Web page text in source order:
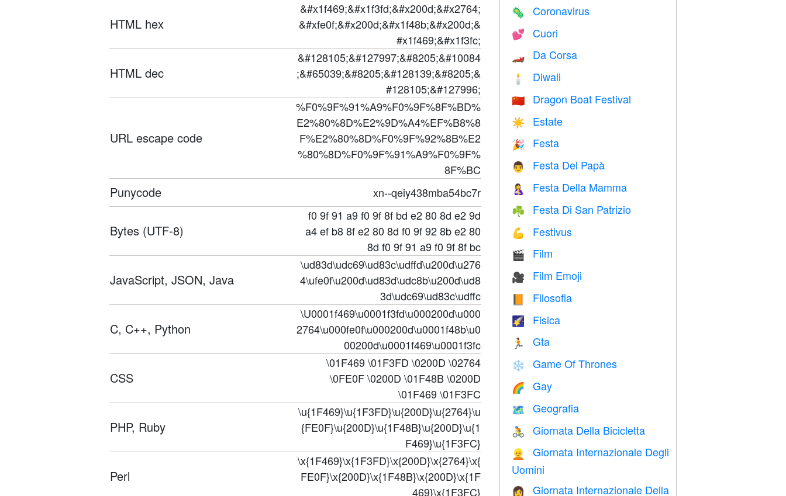
HTML hex
&#x1f469;&#x1f3fd;&#x200d;&#x2764;
&#xfe0f;&#x200d;&#x1f48b;&#x200d;&
#x1f469;&#x1f3fc;
HTML dec
&#128105;&#127997;&#8205;&#10084
;&#65039;&#8205;&#128139;&#8205;&
#128105;&#127996;
URL escape code
%F0%9F%91%A9%F0%9F%8F%BD%
E2%80%8D%E2%9D%A4%EF%B8%8
F%E2%80%8D%F0%9F%92%8B%E2
%80%8D%F0%9F%91%A9%F0%9F%
8F%BC
Punycode xn--qeiy438mba54bc7r
Bytes (UTF-8)
f0 9f 91 a9 f0 9f 8f bd e2 80 8d e2 9d
a4 ef b8 8f e2 80 8d f0 9f 92 8b e2 80
8d f0 9f 91 a9 f0 9f 8f bc
JavaScript, JSON, Java
\ud83d\udc69\ud83c\udffd\u200d\u276
4\ufe0f\u200d\ud83d\udc8b\u200d\ud8
3d\udc69\ud83c\udffc
C, C++, Python
\U0001f469\u0001f3fd\u000200d\u000
2764\u000fe0f\u000200d\u0001f48b\u0
00200d\u0001f469\u0001f3fc
CSS
\01F469 \01F3FD \0200D \02764
\0FE0F \0200D \01F48B \0200D
\01F469 \01F3FC
PHP, Ruby
\u{1F469}\u{1F3FD}\u{200D}\u{2764}\u
{FE0F}\u{200D}\u{1F48B}\u{200D}\u{1
F469}\u{1F3FC}
Perl
\x{1F469}\x{1F3FD}\x{200D}\x{2764}\x{
FE0F}\x{200D}\x{1F48B}\x{200D}\x{1F
469}\x{1F3FC}
🦠 Coronavirus
💕 Cuori
🏎 Da Corsa
🕯 Diwali
🇨🇳 Dragon Boat Festival
☀️ Estate
🎉 Festa
👨 Festa Del Papà
🤱 Festa Della Mamma
☘️ Festa Di San Patrizio
💪 Festivus
🎬 Film
🎥 Film Emoji
📙 Filosofia
🌠 Fisica
🏃 Gta
❄️ Game Of Thrones
🌈 Gay
🗺 Geografia
🚴 Giornata Della Bicicletta
👱
Giornata Internazionale Degli
Uomini
👩
Giornata Internazionale Della